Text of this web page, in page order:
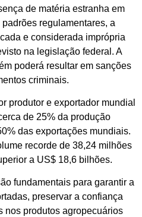
de matéria estranha em
regulamentares, a
e considerada imprópria
na legislação federal. A
poderá resultar em sanções
criminais.
produtor e exportador mundial
de 25% da produção
das exportações mundiais.
recorde de 38,24 milhões
a US$ 18,6 bilhões.
fundamentais para garantir a
preservar a confiança
nos produtos agropecuários